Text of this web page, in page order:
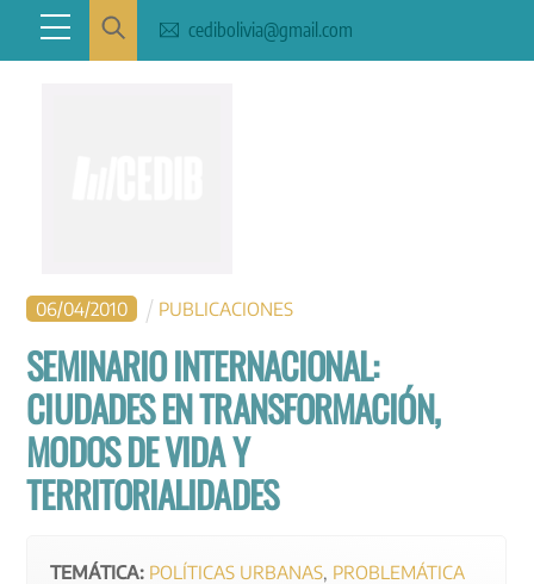
content
Menu cedibolivia@gmail.com
06/04/2010 PUBLICACIONES
SEMINARIO INTERNACIONAL:
CIUDADES EN TRANSFORMACIÓN,
MODOS DE VIDA Y
TERRITORIALIDADES
TEMÁTICA: POLÍTICAS URBANAS PROBLEMÁTICA